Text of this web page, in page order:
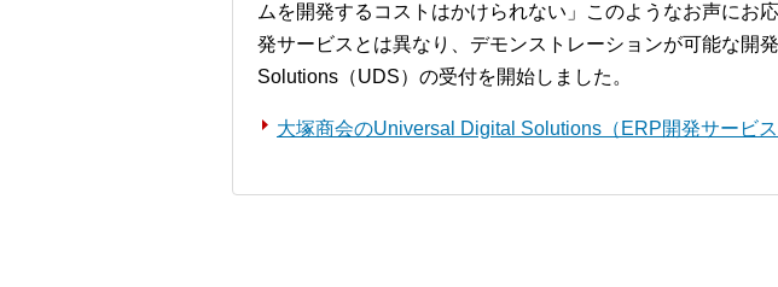
ムを開発するコストはかけられない」このようなお声にお
発サービスとは異なり、デモンストレーションが可能な開
Solutions（UDS）の受付を開始しました。
大塚商会のUniversal Digital Solutions（ERP開発サービス